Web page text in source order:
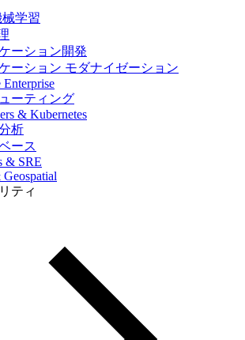
学習
ーション開発
ーション モダナイゼーション
Enterprise
ーティング
& Kubernetes
析
ース
& SRE
ティ